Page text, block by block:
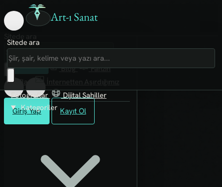
Art-ı Sanat
Giriş Yap Kayıt Ol
Sitede ara
Art-ı Sosyal
İmece
Kütüphane
Blog
Fanzin
Rafları
Fotoğraflar
Dijital Sahiller
Kategoriler